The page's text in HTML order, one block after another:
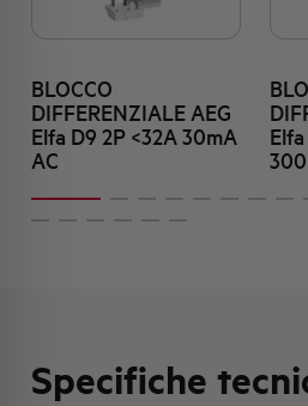
BLOCCO
DIFFERENZIALE AEG
Elfa D9 2P <32A 30mA
AC
Specifiche